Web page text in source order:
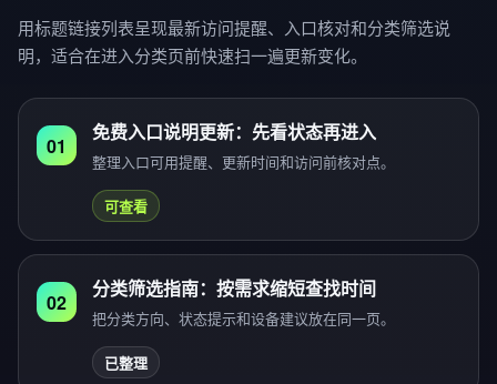
用标题链接列表呈现最新访问提醒、入口核对和分类筛选说
明，适合在进入分类页前快速扫一遍更新变化。
01
免费入口说明更新：先看状态再进入
整理入口可用提醒、更新时间和访问前核对点。
可查看
02
分类筛选指南：按需求缩短查找时间
把分类方向、状态提示和设备建议放在同一页。
已整理